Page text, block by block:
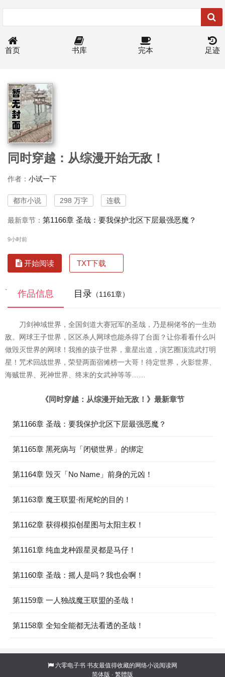
首页 书库 完本 足迹
同时穿越：从综漫开始无敌！
作者： 小试一下
都市小说 298 万字 连载
最新章节： 第1166章 圣哉：要我保护北区下层最强恶魔？
9小时前
开始阅读 TXT下载
` 作品信息 目录 （1161章）
刀剑神域世界，全国剑道大赛冠军的圣哉，乃是桐佬爷的一生劲
敌。网球王子世界，区区杀人网球也能杀得了台面？让你看看什么叫
做毁灭世界的网球！我推的孩子世界，童星出道，演艺圈顶流武打明
星！咒术回战世界，荣登两面宿傩榜一大哥！待定世界，火影世界、
海贼世界、死神世界、终末的女武神等等……
《同时穿越：从综漫开始无敌！》最新章节
第1166章 圣哉：要我保护北区下层最强恶魔？
第1165章 黑死病与「闭锁世界」的绑定
第1164章 毁灭「No Name」前身的元凶！
第1163章 魔王联盟·衔尾蛇的目的！
第1162章 获得模拟创星图与太阳主权！
第1161章 纯血龙种跟星灵都是马仔！
第1160章 圣哉：摇人是吗？我也会啊！
第1159章 一人独战魔王联盟的圣哉！
第1158章 全知全能都无法看透的圣哉！
六零电子书 书友最值得收藏的网络小说阅读网
简体版 · 繁體版